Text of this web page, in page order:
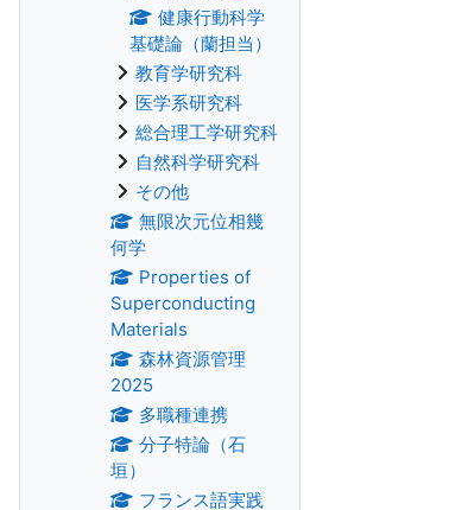
健康行動科学
基礎論（蘭担当）
教育学研究科
医学系研究科
総合理工学研究科
自然科学研究科
その他
無限次元位相幾
何学
Properties of
Superconducting
Materials
森林資源管理
2025
多職種連携
分子特論（石
垣）
フランス語実践